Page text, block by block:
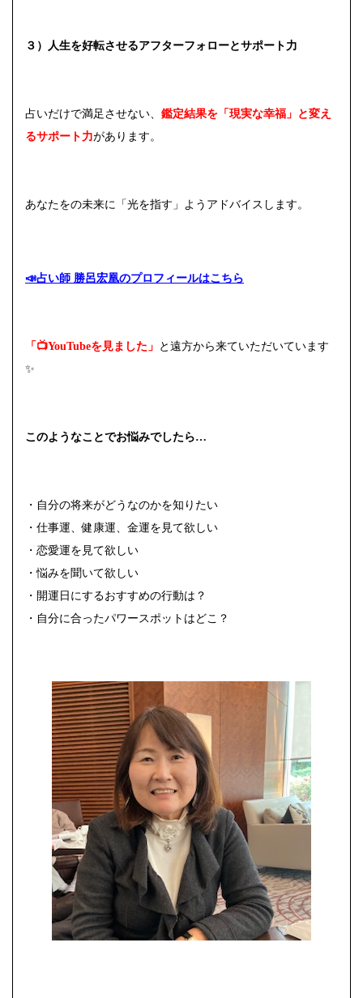
３）人生を好転させるアフターフォローとサポート力
占いだけで満足させない、 鑑定結果を「現実な幸福」と変え
るサポート力があります。
あなたをの未来に「光を指す」ようアドバイスします。
📣占い師 勝呂宏凰のプロフィールはこちら
「📺YouTubeを見ました」 と遠方から来ていただいています
✨
このようなことでお悩みでしたら…
・自分の将来がどうなのかを知りたい
・仕事運、健康運、金運を見て欲しい
・恋愛運を見て欲しい
・悩みを聞いて欲しい
・開運日にするおすすめの行動は？
・自分に合ったパワースポットはどこ？